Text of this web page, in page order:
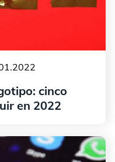
cinco
en 2022
7 errores a evitar